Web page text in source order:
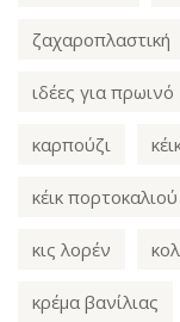
ζαχαροπλαστική
ιδέες για πρωινό
καρπούζι
κέικ πορτοκαλιού
κις λορέν
κρέμα βανίλιας